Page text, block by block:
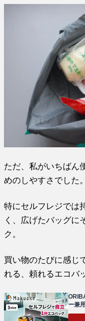
ただ、私がいちばん
めのしやすさでした。
特にセルフレジでは
く、広げたバッグに
ク。
買い物のたびに感じ
れる、頼れるエコバ
ー兼用